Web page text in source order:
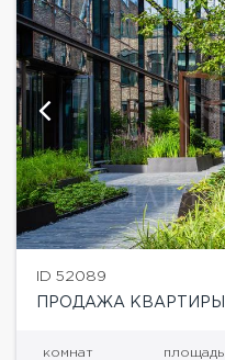
ID 52089
ПРОДАЖА
комнат площадь